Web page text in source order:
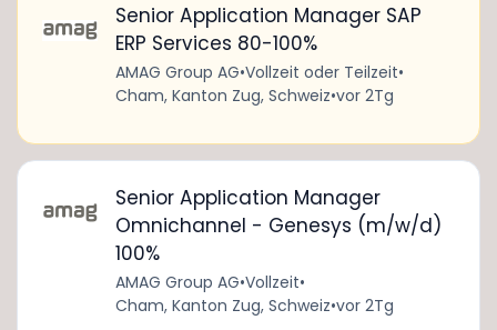
Senior Application Manager SAP
ERP Services 80-100%
AMAG Group AG•Vollzeit oder Teilzeit•
Cham, Kanton Zug, Schweiz•vor 2Tg
Senior Application Manager
Omnichannel - Genesys (m/w/d)
100%
AMAG Group AG•Vollzeit•
Cham, Kanton Zug, Schweiz•vor 2Tg